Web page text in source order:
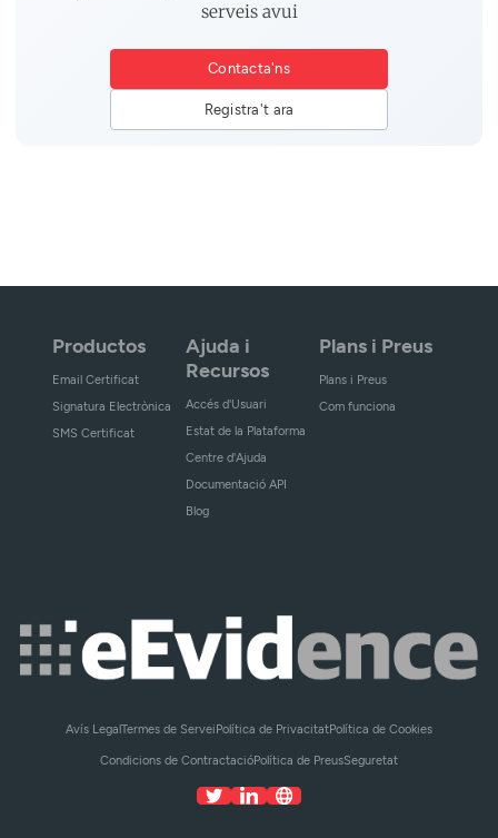
serveis avui
Contacta'ns
Registra't ara
Productos
Email Certificat
Signatura Electrònica
SMS Certificat
Ajuda i
Recursos
Accés d'Usuari
Estat de la Plataforma
Centre d'Ajuda
Documentació API
Blog
Plans i Preus
Plans i Preus
Com funciona
Avís LegalTermes de ServeiPolítica de PrivacitatPolítica de Cookies
Condicions de ContractacióPolítica de PreusSeguretat